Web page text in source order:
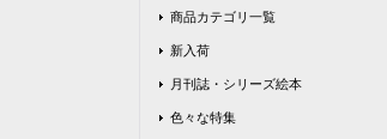
商品カテゴリ一覧
新入荷
月刊誌・シリーズ絵本
色々な特集